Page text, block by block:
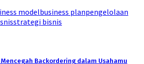
modelbusiness planpengelolaan
strategi bisnis
Backordering dalam Usahamu